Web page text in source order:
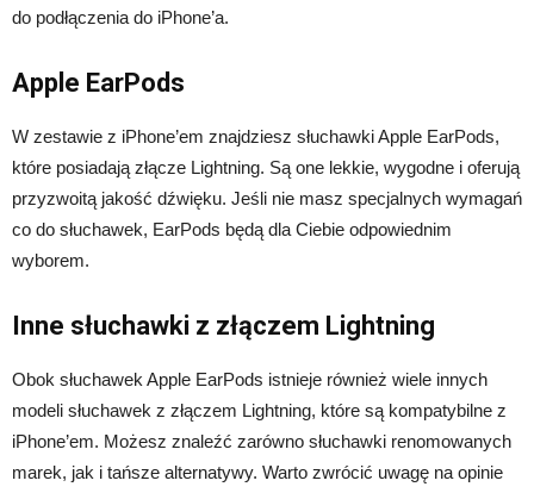
do podłączenia do iPhone’a.
Apple EarPods
W zestawie z iPhone’em znajdziesz słuchawki Apple EarPods,
które posiadają złącze Lightning. Są one lekkie, wygodne i oferują
przyzwoitą jakość dźwięku. Jeśli nie masz specjalnych wymagań
co do słuchawek, EarPods będą dla Ciebie odpowiednim
wyborem.
Inne słuchawki z złączem Lightning
Obok słuchawek Apple EarPods istnieje również wiele innych
modeli słuchawek z złączem Lightning, które są kompatybilne z
iPhone’em. Możesz znaleźć zarówno słuchawki renomowanych
marek, jak i tańsze alternatywy. Warto zwrócić uwagę na opinie